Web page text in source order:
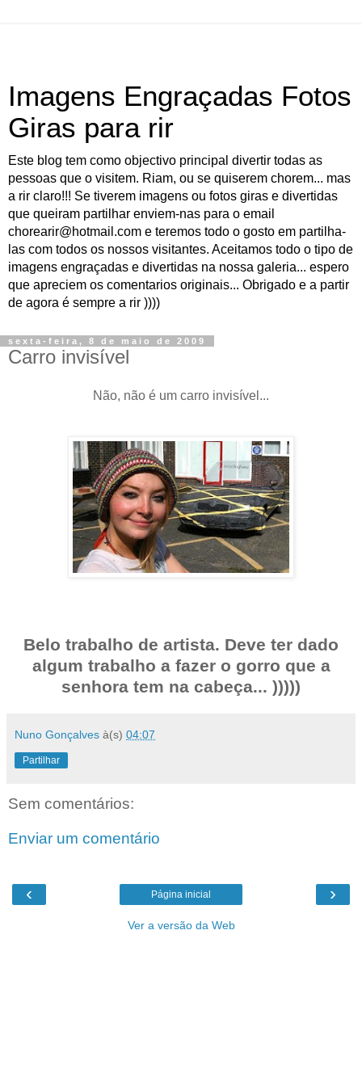
Imagens Engraçadas Fotos
Giras para rir
Este blog tem como objectivo principal divertir todas as
pessoas que o visitem. Riam, ou se quiserem chorem... mas
a rir claro!!! Se tiverem imagens ou fotos giras e divertidas
que queiram partilhar enviem-nas para o email
chorearir@hotmail.com e teremos todo o gosto em partilha-
las com todos os nossos visitantes. Aceitamos todo o tipo de
imagens engraçadas e divertidas na nossa galeria... espero
que apreciem os comentarios originais... Obrigado e a partir
de agora é sempre a rir ))))
sexta-feira, 8 de maio de 2009
Carro invisível
Não, não é um carro invisível...
Belo trabalho de artista. Deve ter dado
algum trabalho a fazer o gorro que a
senhora tem na cabeça... )))))
Nuno Gonçalves à(s) 04:07
Partilhar
Sem comentários:
Enviar um comentário
‹ ›
Página inicial
Ver a versão da Web